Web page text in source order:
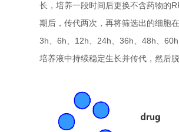
长，培养一段时间后更换不含药物的
期后，传代两次，再将筛选出的细胞
3h、6h、12h、24h、36h、48h、
培养液中持续稳定生长并传代，然后